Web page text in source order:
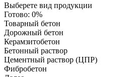
Выберете вид продукции
Готово: 0%
Товарный бетон
Дорожный бетон
Керамзитобетон
Бетонный раствор
Цементный раствор (ЦПР)
Фибробетон